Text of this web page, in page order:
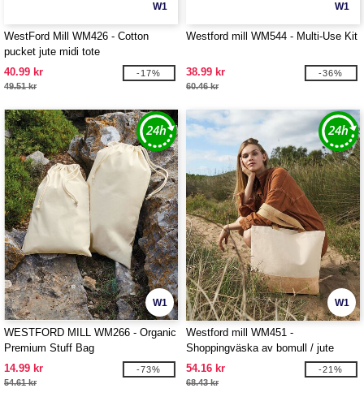
W1
WestFord Mill WM426 - Cotton
pucket jute midi tote
40.99 kr
49.51 kr
-17%
W1
Westford mill WM544 - Multi-Use Kit
38.99 kr
60.46 kr
-36%
W1
WESTFORD MILL WM266 - Organic
Premium Stuff Bag
14.99 kr
54.61 kr
-73%
W1
Westford mill WM451 -
Shoppingväska av bomull / jute
54.16 kr
68.43 kr
-21%